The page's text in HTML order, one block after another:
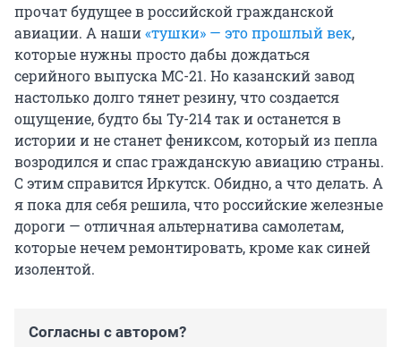
прочат будущее в российской гражданской
авиации. А наши«тушки» — это прошлый век,
которые нужны просто дабы дождаться
серийного выпуска МС-21. Но казанский завод
настолько долго тянет резину, что создается
ощущение, будто бы Ту-214 так и останется в
истории и не станет фениксом, который из пепла
возродился и спас гражданскую авиацию страны.
С этим справится Иркутск. Обидно, а что делать. А
я пока для себя решила, что российские железные
дороги — отличная альтернатива самолетам,
которые нечем ремонтировать, кроме как синей
изолентой.
Согласны с автором?